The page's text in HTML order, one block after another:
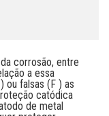
corrosão, entre
a essa
ou falsas (F ) as
catódica
de metal